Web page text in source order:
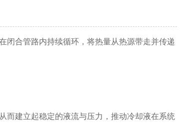
合管路内持续循环，将热量从热源带走并传递
建立起稳定的液流与压力，推动冷却液在系统